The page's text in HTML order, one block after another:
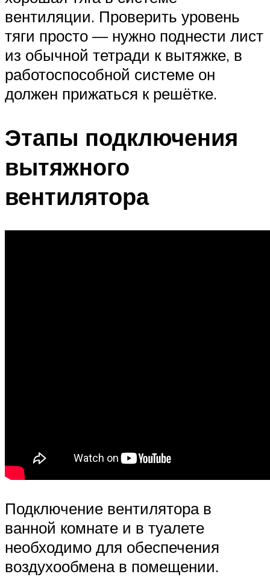
вентиляции. Проверить уровень
тяги просто — нужно поднести лист
из обычной тетради к вытяжке, в
работоспособной системе он
должен прижаться к решётке.
Этапы подключения
вытяжного
вентилятора
Подключение вентилятора в
ванной комнате и в туалете
необходимо для обеспечения
воздухообмена в помещении.